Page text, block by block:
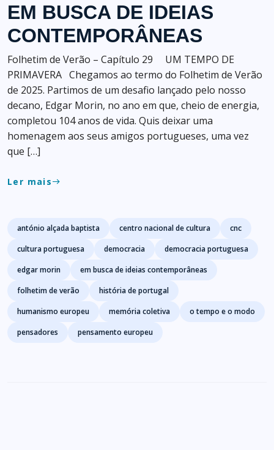
EM BUSCA DE IDEIAS
CONTEMPORÂNEAS
Folhetim de Verão – Capítulo 29 UM TEMPO DE
PRIMAVERA Chegamos ao termo do Folhetim de Verão
de 2025. Partimos de um desafio lançado pelo nosso
decano, Edgar Morin, no ano em que, cheio de energia,
completou 104 anos de vida. Quis deixar uma
homenagem aos seus amigos portugueses, uma vez
que […]
Ler maiseast
Tags
antónio alçada baptista centro nacional de cultura
cnc
cultura portuguesa
democracia
democracia portuguesa
edgar morin
em busca de ideias contemporâneas
folhetim de verão
história de portugal
humanismo europeu
memória coletiva
o tempo e o modo
pensadores
pensamento europeu